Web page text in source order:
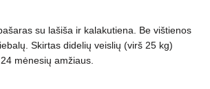
su lašiša ir kalakutiena. Be vištienos
Skirtas didelių veislių (virš 25 kg)
mėnesių amžiaus.